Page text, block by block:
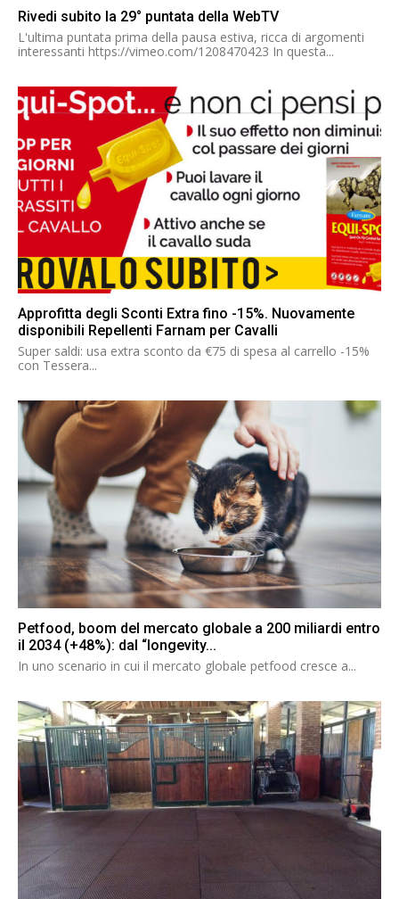
Rivedi subito la 29° puntata della WebTV
L'ultima puntata prima della pausa estiva, ricca di argomenti
interessanti https://vimeo.com/1208470423 In questa...
Approfitta degli Sconti Extra fino -15%. Nuovamente
disponibili Repellenti Farnam per Cavalli
Super saldi: usa extra sconto da €75 di spesa al carrello -15%
con Tessera...
Petfood, boom del mercato globale a 200 miliardi entro
il 2034 (+48%): dal “longevity...
In uno scenario in cui il mercato globale petfood cresce a...